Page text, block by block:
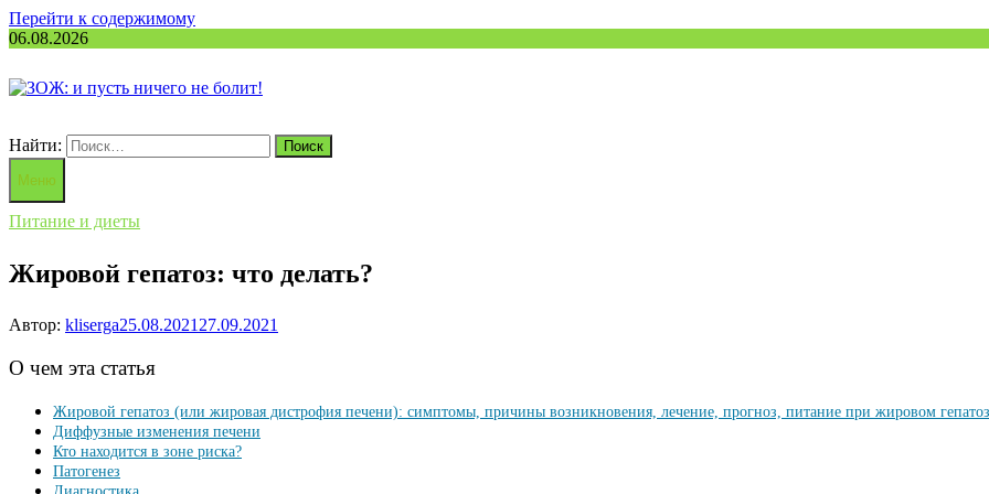
Перейти к содержимому
06.08.2026
Найти:
Меню
Питание и диеты
Жировой гепатоз: что делать?
Автор: kliserga25.08.2021 27.09.2021
О чем эта статья
Жировой гепатоз (или жировая дистрофия печени): симптомы, причины возникновения, лечение, прогноз, питание при жировом
Диффузные изменения печени
Кто находится в зоне риска?
Патогенез